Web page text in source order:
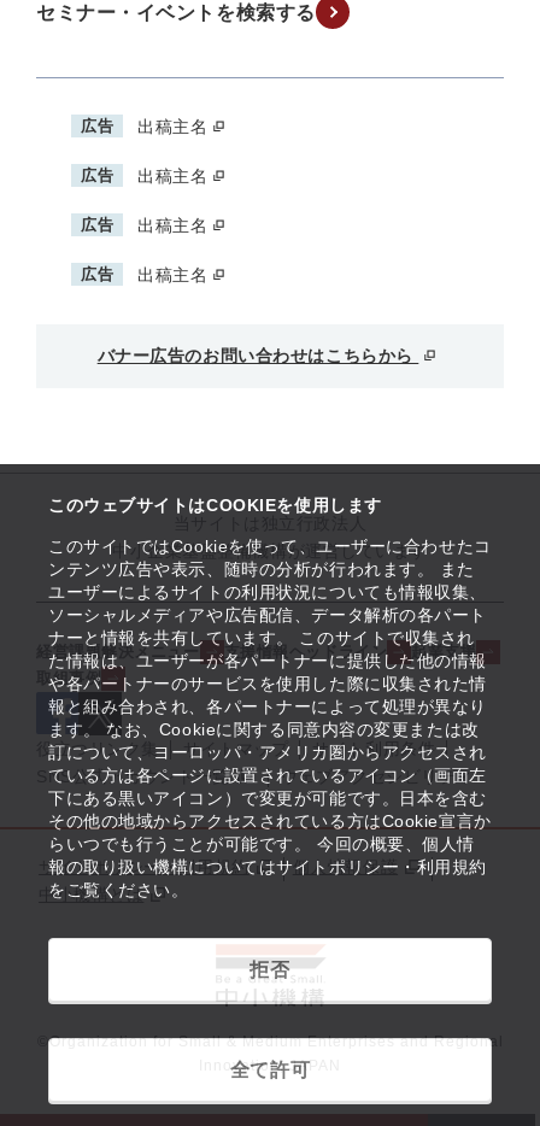
このウェブサイトはCOOKIEを使用します
このサイトではCookieを使って、ユーザーに合わせたコ
ンテンツ広告や表示、随時の分析が行われます。 また
ユーザーによるサイトの利用状況についても情報収集、
ソーシャルメディアや広告配信、データ解析の各パート
ナーと情報を共有しています。 このサイトで収集され
た情報は、ユーザーが各パートナーに提供した他の情報
や各パートナーのサービスを使用した際に収集された情
報と組み合わされ、各パートナーによって処理が異なり
ます。 なお、Cookieに関する同意内容の変更または改
訂について、ヨーロッパ・アメリカ圏からアクセスされ
ている方は各ページに設置されているアイコン（画面左
下にある黒いアイコン）で変更が可能です。日本を含む
その他の地域からアクセスされている方はCookie宣言か
らいつでも行うことが可能です。 今回の概要、個人情
報の取り扱い機構についてはサイトポリシー・利用規約
をご覧ください。
拒否
全て許可
セミナー・イベントを検索する
広告 出稿主名
広告 出稿主名
広告 出稿主名
広告 出稿主名
バナー広告のお問い合わせはこちらから
中小企業基盤整備機構が運営しています
経営課題解決メニュー 支援情報ヘッドライン
起業支援
取組事例
役立つリンク集 サイトマップ
サイト利用条件
SNS公式アカウント一覧
ウェブアクセシビリティ
サイトポリシー・利用規約
個人情報保護
中小機構とは
©Organization for Small & Medium Enterprises and Regional
Innovation, JAPAN